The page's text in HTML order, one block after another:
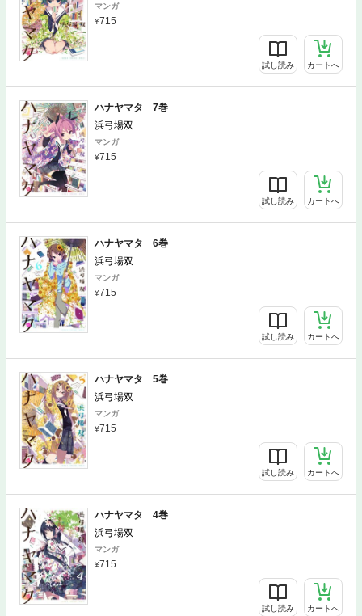
マンガ
715
試し読み カートへ
ハナヤマタ 7巻
浜弓場双
マンガ
715
試し読み カートへ
ハナヤマタ 6巻
浜弓場双
マンガ
715
試し読み カートへ
ハナヤマタ 5巻
浜弓場双
マンガ
715
試し読み カートへ
ハナヤマタ 4巻
浜弓場双
マンガ
715
試し読み カートへ